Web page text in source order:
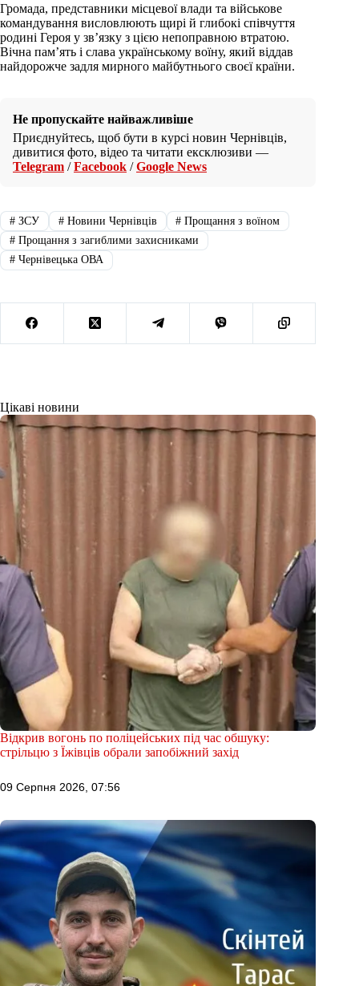
Громада, представники місцевої влади та військове
командування висловлюють щирі й глибокі співчуття
родині Героя у зв’язку з цією непоправною втратою.
Вічна пам’ять і слава українському воїну, який віддав
найдорожче задля мирного майбутнього своєї країни.
Не пропускайте найважливіше
Приєднуйтесь, щоб бути в курсі новин Чернівців,
дивитися фото, відео та читати ексклюзиви —
Telegram /Facebook /Google News
#ЗСУ #Новини Чернівців # Прощання з воїном
#Прощання з загиблими захисниками
#Чернівецька ОВА
Цікаві новини
Відкрив вогонь по поліцейських під час обшуку:
стрільцю з Їжівців обрали запобіжний захід
09 Серпня 2026, 07:56